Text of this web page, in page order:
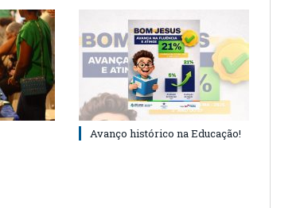
Avanço histórico na Educação!